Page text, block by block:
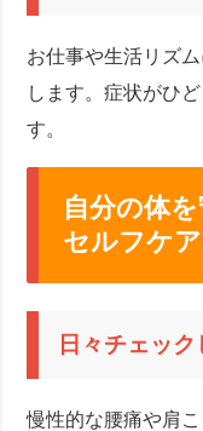
お仕事や生活リズ
します。症状がひ
す。
自分の体
セルフケア
日々チェッ
慢性的な腰痛や肩